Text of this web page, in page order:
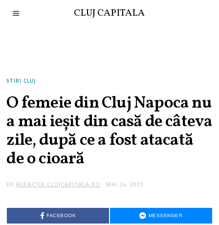
CLUJ CAPITALA
STIRI CLUJ
O femeie din Cluj Napoca nu
a mai ieșit din casă de câteva
zile, după ce a fost atacată
de o cioară
DE REDACȚIA CLUJCAPITALA.RO MAI 26, 2023
6
,
FACEBOOK MESSENGER